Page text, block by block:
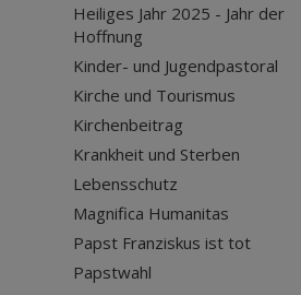
Heiliges Jahr 2025 - Jahr der
Hoffnung
Kinder- und Jugendpastoral
Kirche und Tourismus
Kirchenbeitrag
Krankheit und Sterben
Lebensschutz
Magnifica Humanitas
Papst Franziskus ist tot
Papstwahl